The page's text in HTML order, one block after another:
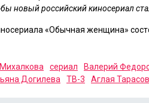
новый российский киносериал
«Обычная женщина»
сериал Валерий
Догилева ТВ-3 Аглая